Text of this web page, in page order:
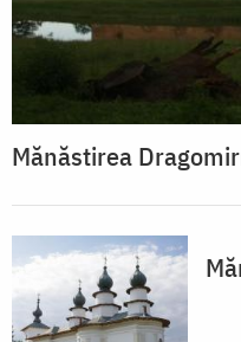
Mănăstirea